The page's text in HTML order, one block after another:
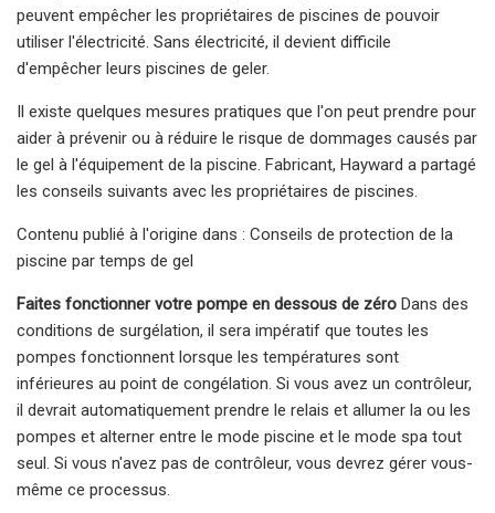
peuvent empêcher les propriétaires de piscines de pouvoir
utiliser l'électricité. Sans électricité, il devient difficile
d'empêcher leurs piscines de geler.
Il existe quelques mesures pratiques que l'on peut prendre pour
aider à prévenir ou à réduire le risque de dommages causés par
le gel à l'équipement de la piscine. Fabricant, Hayward a partagé
les conseils suivants avec les propriétaires de piscines.
Contenu publié à l'origine dans : Conseils de protection de la
piscine par temps de gel
Faites fonctionner votre pompe en dessous de zéro Dans des
conditions de surgélation, il sera impératif que toutes les
pompes fonctionnent lorsque les températures sont
inférieures au point de congélation. Si vous avez un contrôleur,
il devrait automatiquement prendre le relais et allumer la ou les
pompes et alterner entre le mode piscine et le mode spa tout
seul. Si vous n'avez pas de contrôleur, vous devrez gérer vous-
même ce processus.